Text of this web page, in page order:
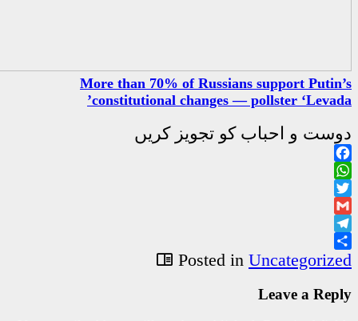
More than 70% of
constitutional
کریں